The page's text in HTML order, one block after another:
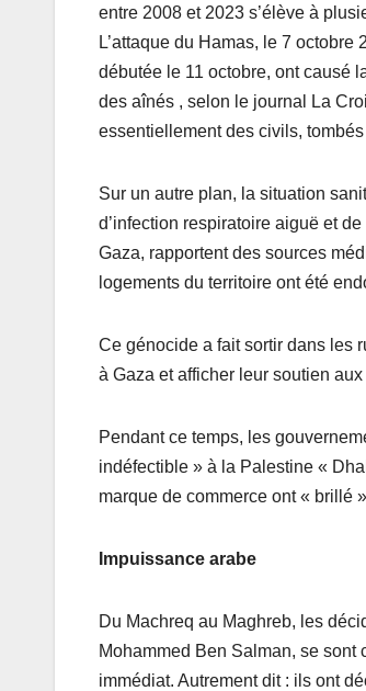
entre 2008 et 2023 s’élève à
L’attaque du Hamas, le 7
débutée le 11 octobre, ont causé
des aînés , selon le journal La
essentiellement des civils,
Sur un autre plan, la situation
d’infection respiratoire aiguë et
Gaza, rapportent des sources
logements du territoire ont été
Ce génocide a fait sortir dans les
à Gaza et afficher leur soutien
Pendant ce temps, les
indéfectible » à la Palestine «
marque de commerce ont « brillé
Impuissance arabe
Du Machreq au Maghreb, les
Mohammed Ben Salman, se
immédiat. Autrement dit : ils ont